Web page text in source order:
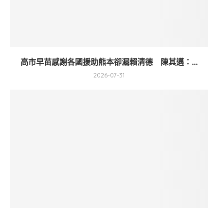
高市早苗感謝各國援助熊本卻漏賴清德 陳其邁：...
2026-07-31